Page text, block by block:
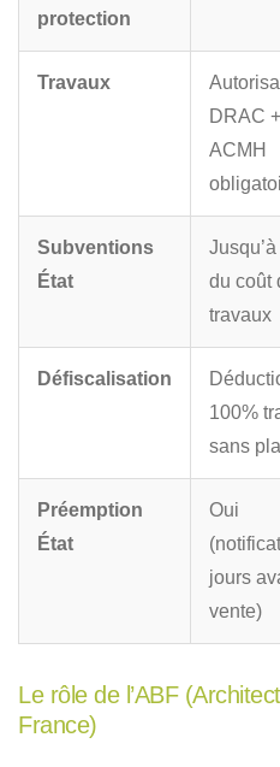
protection
Travaux
DRAC +
ACMH
Subventions
État
du coût
travaux
Défiscalisation
100%
sans
Préemption
État
Oui
jours
vente)
Le rôle de l’ABF
France)